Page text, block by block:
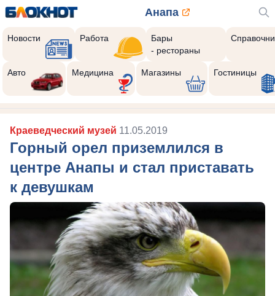
Анапа
Новости Работа
Бары
- рестораны
Авто Медицина Магазины Гостиницы
Краеведческий музей 11.05.2019
Горный орел приземлился в
центре Анапы и стал приставать
к девушкам